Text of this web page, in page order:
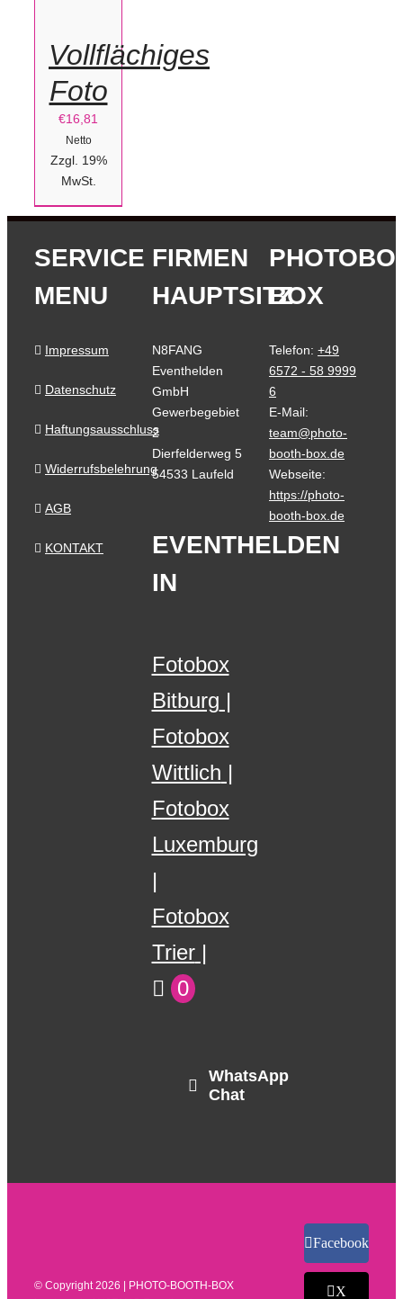
DETAILS
Vollflächiges
Foto
€16,81
Netto
Zzgl. 19%
MwSt.
SERVICE
MENU
Impressum
Datenschutz
Haftungsausschluss
Widerrufsbelehrung
AGB
KONTAKT
FIRMEN
HAUPTSITZ
N8FANG
Eventhelden
GmbH
Gewerbegebiet
2
Dierfelderweg 5
54533 Laufeld
BOX
Telefon: +49
6572 - 58 9999
6
E-Mail:
team@photo-
booth-box.de
Webseite:
https://photo-
booth-box.de
EVENTHELDEN
IN
Fotobox
Bitburg
Fotobox
Wittlich
Fotobox
Luxemburg
Fotobox
Trier
0
WhatsApp
Chat
© Copyright2026 | PHOTO-BOOTH-BOX
Facebook
X